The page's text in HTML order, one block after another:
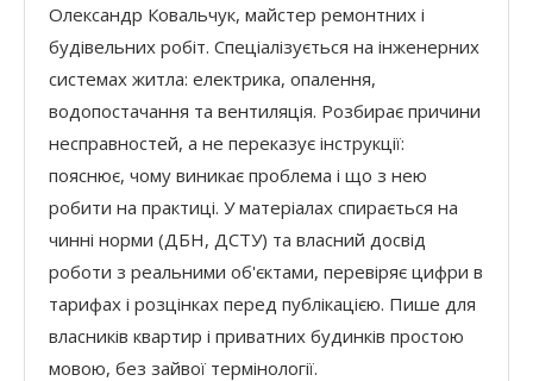
Олександр Ковальчук, майстер ремонтних і
будівельних робіт. Спеціалізується на інженерних
системах житла: електрика, опалення,
водопостачання та вентиляція. Розбирає причини
несправностей, а не переказує інструкції:
пояснює, чому виникає проблема і що з нею
робити на практиці. У матеріалах спирається на
чинні норми (ДБН, ДСТУ) та власний досвід
роботи з реальними об'єктами, перевіряє цифри в
тарифах і розцінках перед публікацією. Пише для
власників квартир і приватних будинків простою
мовою, без зайвої термінології.